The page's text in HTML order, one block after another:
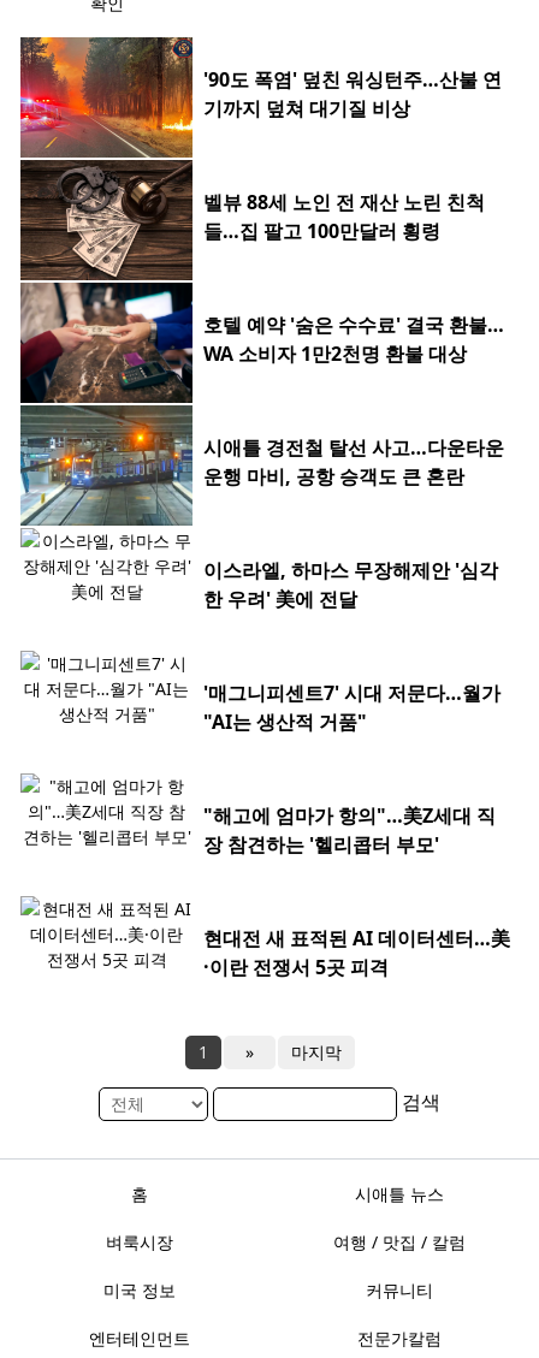
'90도 폭염' 덮친 워싱턴주…산불 연
기까지 덮쳐 대기질 비상
벨뷰 88세 노인 전 재산 노린 친척
들…집 팔고 100만달러 횡령
호텔 예약 '숨은 수수료' 결국 환불…
WA 소비자 1만2천명 환불 대상
시애틀 경전철 탈선 사고…다운타운
운행 마비, 공항 승객도 큰 혼란
이스라엘, 하마스 무장해제안 '심각
한 우려' 美에 전달
'매그니피센트7' 시대 저문다…월가
"AI는 생산적 거품"
"해고에 엄마가 항의"…美Z세대 직
장 참견하는 '헬리콥터 부모'
현대전 새 표적된 AI 데이터센터…美
·이란 전쟁서 5곳 피격
1 » 마지막
검색
홈 시애틀 뉴스
벼룩시장 여행 / 맛집 / 칼럼
미국 정보 커뮤니티
엔터테인먼트 전문가칼럼